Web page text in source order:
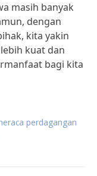
masih banyak
dengan
kita yakin
kuat dan
bagi kita
perdagangan